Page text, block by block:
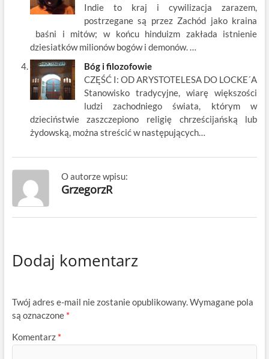
Indie to kraj i cywilizacja zarazem,
postrzegane są przez Zachód jako kraina
baśni i mitów; w końcu hinduizm zakłada istnienie
dziesiatków milionów bogów i demonów. …
Bóg i filozofowie
CZĘŚĆ I: OD ARYSTOTELESA DO LOCKE´A
Stanowisko tradycyjne, wiarę większości
ludzi zachodniego świata, którym w
dzieciństwie zaszczepiono religię chrześcijańską lub
żydowską, można streścić w następujących…
O autorze wpisu:
GrzegorzR
Dodaj komentarz
Twój adres e-mail nie zostanie opublikowany.Wymagane pola
są oznaczone *
Komentarz *